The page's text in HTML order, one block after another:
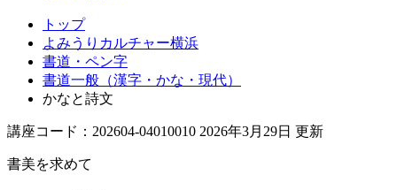
トップ
よみうりカルチャー横浜
書道・ペン字
書道一般（漢字・かな・現代）
かなと詩文
講座コード：202604-04010010 2026年3月29日 更新
書美を求めて